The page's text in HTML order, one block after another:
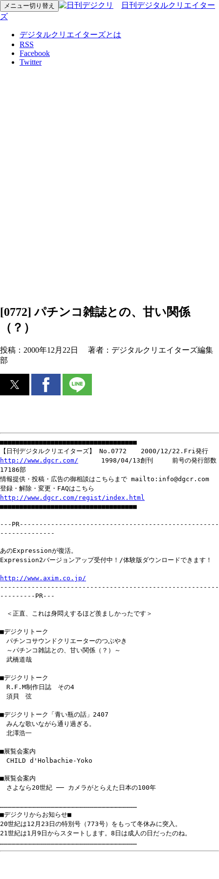
メニュー切り替え
日刊デジタルクリエイター
ズ
デジタルクリエイターズとは
RSS
Facebook
Twitter
[0772] パチンコ雑誌との、甘い関係
（？）
投稿： 2000年12月22日 著者： デジタルクリエイターズ編集
部
■■■■■■■■■■■■■■■■■■■■■■■■■■■■■■■■■■■
【日刊デジタルクリエイターズ】 No.0772 2000/12/22.Fri発行
http://www.dgcr.com/ 1998/04/13創刊 前号の発行部数
17186部
情報提供・投稿・広告の御相談はこちらまで mailto:info@dgcr.com
登録・解除・変更・FAQはこちら
http://www.dgcr.com/regist/index.html
■■■■■■■■■■■■■■■■■■■■■■■■■■■■■■■■■■■
---PR---------------------------------------------------
--------------
あのExpressionが復活。
Expression2バージョンアップ受付中！/体験版ダウンロードできます！
http://www.axim.co.jp/
--------------------------------------------------------
---------PR---
＜正直、これは身悶えするほど羨ましかったです＞
■デジクリトーク
パチンコサウンドクリエーターのつぶやき
～パチンコ雑誌との、甘い関係（？）～
武橋道哉
■デジクリトーク
R.F.M制作日誌 その4
須貝 弦
■デジクリトーク「青い瓶の話」2407
みんな歌いながら通り過ぎる。
北澤浩一
■展覧会案内
CHILD d'Holbachie-Yoko
■展覧会案内
さよなら20世紀 ── カメラがとらえた日本の100年
……………………………………………………………………………………………
■デジクリからお知らせ■
20世紀は12月23日の特別号（773号）をもって冬休みに突入。
21世紀は1月9日からスタートします。8日は成人の日だったのね。
……………………………………………………………………………………………